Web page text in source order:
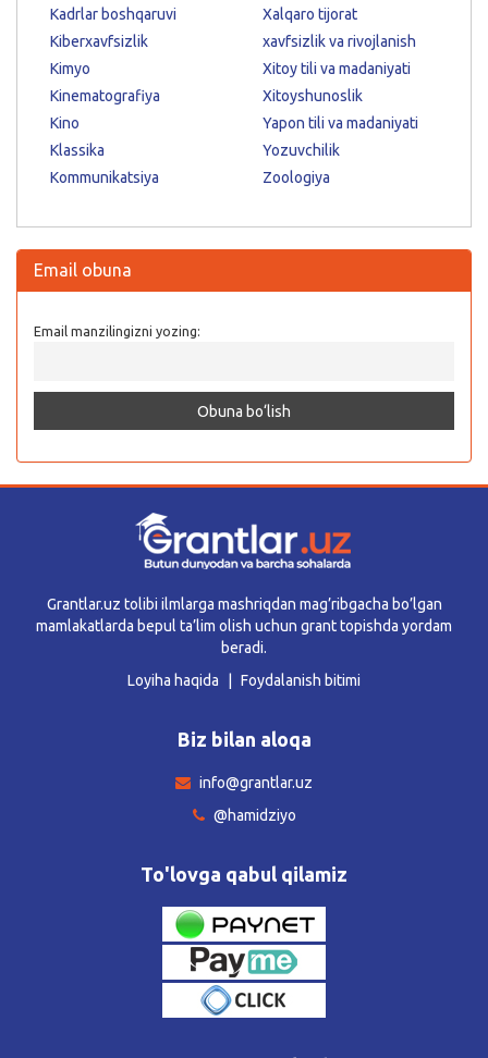
Kadrlar boshqaruvi
Kiberxavfsizlik
Kimyo
Kinematografiya
Kino
Klassika
Kommunikatsiya
Xalqaro tijorat
xavfsizlik va rivojlanish
Xitoy tili va madaniyati
Xitoyshunoslik
Yapon tili va madaniyati
Yozuvchilik
Zoologiya
Email obuna
Email manzilingizni yozing:
Grantlar.uz tolibi ilmlarga mashriqdan mag’ribgacha bo’lgan
mamlakatlarda bepul ta’lim olish uchun grant topishda yordam
beradi.
Loyiha haqida
Foydalanish bitimi
Biz bilan aloqa
info@grantlar.uz
@hamidziyo
To'lovga qabul qilamiz